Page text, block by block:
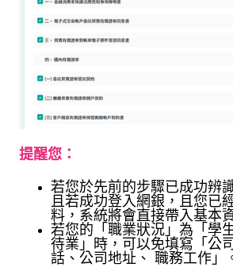
提醒您：
若您於先前的步驟已成功辨
且若成功登入網銀，且您已
料，系統將會直接帶入基本
若您的「職業狀況」為 「學
待業」時，可以免填寫「公
話、公司地址、 職務工作」